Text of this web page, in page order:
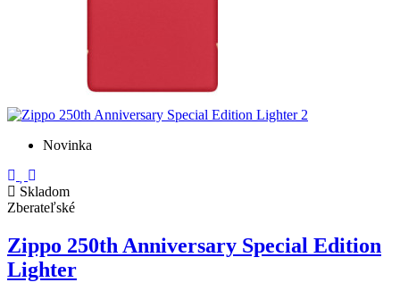
Novinka
Skladom
Zberateľské
Zippo 250th Anniversary Special Edition
Lighter